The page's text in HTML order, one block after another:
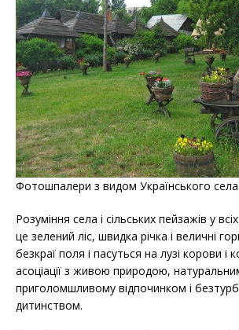
Фотошпалери з видом Українського села
Розуміння села і сільських пейзажів у
це зелений ліс, швидка річка і величні
безкраї поля і пасуться на лузі корови і
асоціації з живою природою,
приголомшливому відпочинком і
дитинством.